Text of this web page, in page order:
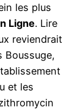
les plus
Ligne. Lire
reviendrait
Boussuge,
et les